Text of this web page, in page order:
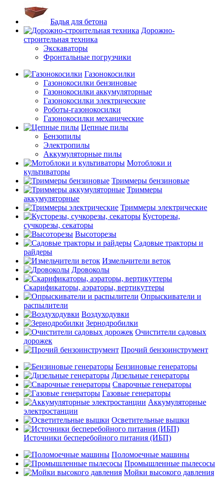
Бадья для бетона
Дорожно-
строительная техника
Экскаваторы
Фронтальные погрузчики
Газонокосилки
Газонокосилки бензиновые
Газонокосилки аккумуляторные
Газонокосилки электрические
Роботы-газонокосилки
Газонокосилки механические
Цепные пилы
Бензопилы
Электропилы
Аккумуляторные пилы
Мотоблоки и
культиваторы
Триммеры бензиновые
Триммеры
аккумуляторные
Триммеры электрические
Кусторезы,
сучкорезы, секаторы
Высоторезы
Садовые тракторы и
райдеры
Измельчители веток
Дровоколы
Скарификаторы, аэраторы, вертикуттеры
Опрыскиватели и
распылители
Воздуходувки
Зернодробилки
Очистители садовых
дорожек
Прочий бензоинструмент
Бензиновые генераторы
Дизельные генераторы
Сварочные генераторы
Газовые генераторы
Аккумуляторные
электростанции
Осветительные вышки
Источники бесперебойного питания (ИБП)
Поломоечные машины
Промышленные пылесосы
Мойки высокого давления